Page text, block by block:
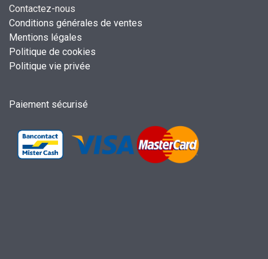
Contactez-nous
Conditions générales de ventes
Mentions légales
Politique de cookies
Politique vie privée
Paiement sécurisé